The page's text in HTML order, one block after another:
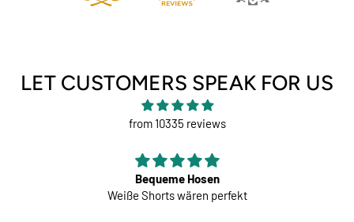
LET CUSTOMERS SPEAK FOR US
from 10335 reviews
Bequeme Hosen
Weiße Shorts wären perfekt